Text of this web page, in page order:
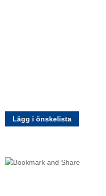
Lägg i önskelista